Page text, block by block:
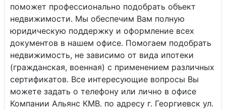
поможет профессионально подобрать объект
недвижимости. Мы обеспечим Вам полную
юридическую поддержку и оформление всех
документов в нашем офисе. Помогаем подобрать
недвижимость, не зависимо от вида ипотеки
(гражданская, военная) с применением различных
сертификатов. Все интересующие вопросы Вы
можете задать о телефону или лично в офисе
Компании Альянс КМВ. по адресу г. Георгиевск ул.